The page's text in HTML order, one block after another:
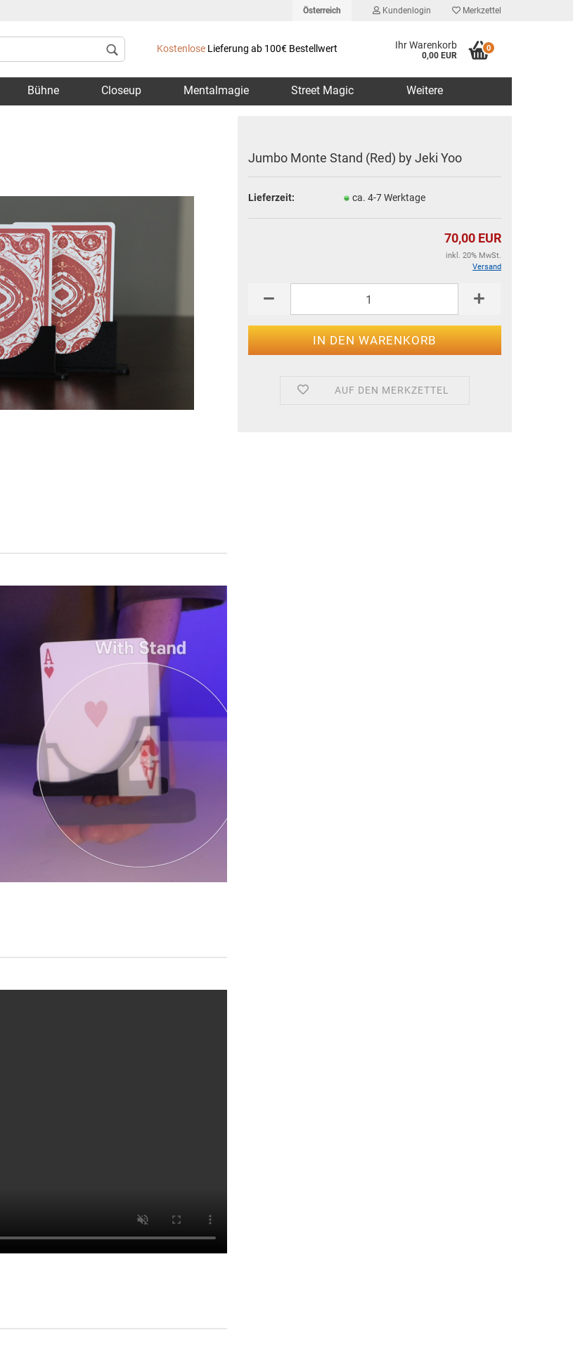
Österreich
Lieferland
Kundenlogin
Konto erstellen
Merkzettel
Kostenlose Lieferung ab 100€ Bestellwert Ihr Warenkorb
0,00 EUR
0
Bühne Closeup Mentalmagie Street Magic Weitere
Jumbo Monte Stand (Red) by Jeki Yoo
Lieferzeit: ca. 4-7 Werktage
70,00 EUR
inkl. 20% MwSt.
Versand
AUF DEN MERKZETTEL